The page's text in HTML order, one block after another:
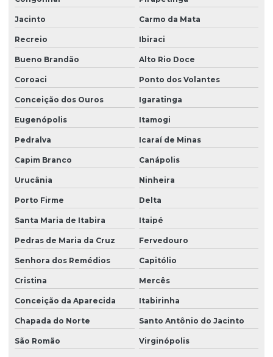
Jacinto Carmo da Mata
Recreio Ibiraci
Bueno Brandão Alto Rio Doce
Coroaci Ponto dos Volantes
Conceição dos Ouros Igaratinga
Eugenópolis Itamogi
Pedralva Icaraí de Minas
Capim Branco Canápolis
Urucânia Ninheira
Porto Firme Delta
Santa Maria de Itabira Itaipé
Pedras de Maria da Cruz Fervedouro
Senhora dos Remédios Capitólio
Cristina Mercês
Conceição da Aparecida Itabirinha
Chapada do Norte Santo Antônio do Jacinto
São Romão Virginópolis